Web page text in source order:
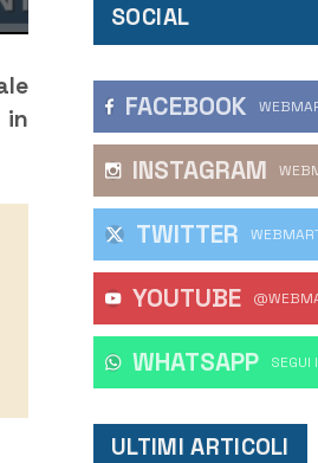
in
SOCIAL
FACEBOOK
INSTAGRAM
TWITTER
YOUTUBE
WHATSAPP ‎SEGUI
ULTIMI ARTICOLI